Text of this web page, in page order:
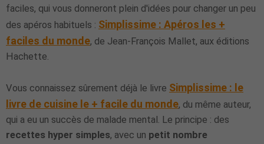
faciles, qui vous donneront plein d'idées pour changer un peu
des apéros habituels : Simplissime : Apéros les +
faciles du monde, de Jean-François Mallet, aux éditions
Hachette.
Vous connaissez sûrement déjà le livre Simplissime : le
livre de cuisine le + facile du monde, du même auteur,
qui a eu un succès de malade mental. Le principe : des
recettes hyper simples, avec un petit nombre